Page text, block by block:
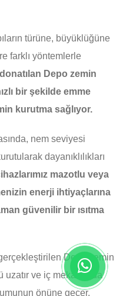
türüne, büyüklüğüne
farklı yöntemlerle
Depo zemin
bir şekilde emme
kurutma sağlıyor.
nem seviyesi
dayanıklılıkları
mazotlu veya
enerji ihtiyaçlarına
güvenilir bir ısıtma
Depo zemin
uzatır ve iç mekanlarda
önüne geçer.